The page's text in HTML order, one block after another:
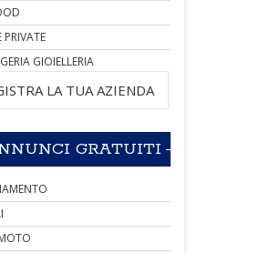
PRIVATE
GIOIELLERIA
LA TUA AZIENDA
GRATUITI